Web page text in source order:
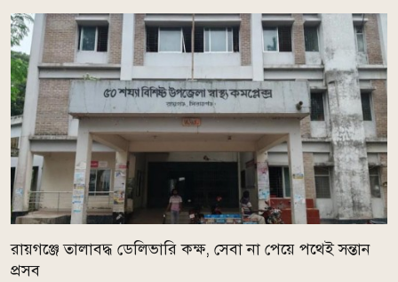
রায়গঞ্জে তালাবদ্ধ ডেলিভারি কক্ষ, সেবা না পেয়ে পথেই সন্তান
প্রসব